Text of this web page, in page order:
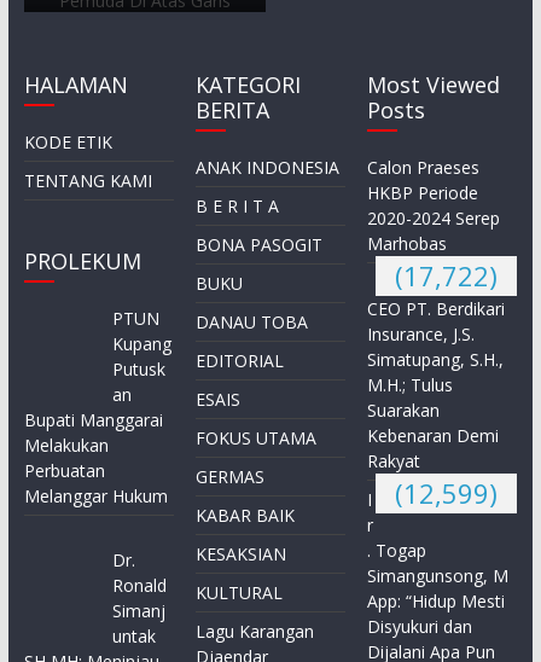
HALAMAN
KODE ETIK
TENTANG KAMI
PROLEKUM
PTUN
Kupang
Putusk
an
Bupati Manggarai
Melakukan
Perbuatan
Melanggar Hukum
Dr.
Ronald
Simanj
untak
KATEGORI
BERITA
ANAK INDONESIA
B E R I T A
BONA PASOGIT
BUKU
DANAU TOBA
EDITORIAL
ESAIS
FOKUS UTAMA
GERMAS
KABAR BAIK
KESAKSIAN
KULTURAL
Lagu Karangan
Djaendar
Most Viewed
Posts
Calon Praeses
HKBP Periode
2020-2024 Serep
Marhobas
(17,722)
CEO PT. Berdikari
Insurance, J.S.
Simatupang, S.H.,
M.H.; Tulus
Suarakan
Kebenaran Demi
Rakyat
(12,599)
I
r
. Togap
Simangunsong, M
App: “Hidup Mesti
Disyukuri dan
Dijalani Apa Pun